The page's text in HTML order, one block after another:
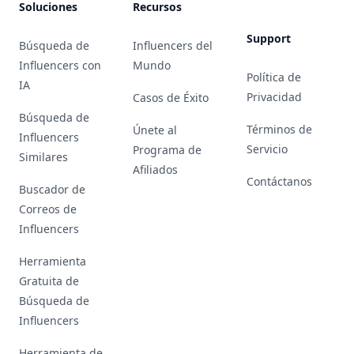
Soluciones
Búsqueda de
Influencers con
IA
Búsqueda de
Influencers
Similares
Buscador de
Correos de
Influencers
Herramienta
Gratuita de
Búsqueda de
Influencers
Recursos
Influencers del
Mundo
Casos de Éxito
Únete al
Programa de
Afiliados
Support
Política de
Privacidad
Términos de
Servicio
Contáctanos